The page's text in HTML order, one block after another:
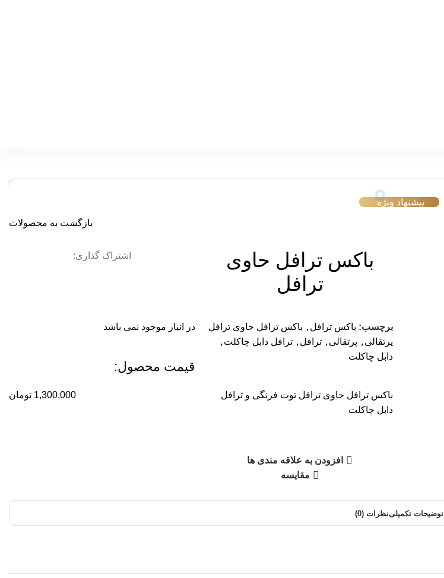
پیشنهاد ویژه
بازگشت به محصولات
باکس ترافل حاوی
ترافل
اشتراک گذاری:
برچسب: باکس ترافل , باکس ترافل حاوی ترافل
پرتقالی , پرتقالی , ترافل , ترافل دابل چاکلت ,
دابل چاکلت
باکس ترافل حاوی ترافل توت فرنگی و ترافل
دابل چاکلت
افزودن به علاقه مندی ها
مقایسه
در انبار موجود نمی باشد
قیمت محصول:​
1,300,000 تومان
توضیحات تکمیلینظرات (0)